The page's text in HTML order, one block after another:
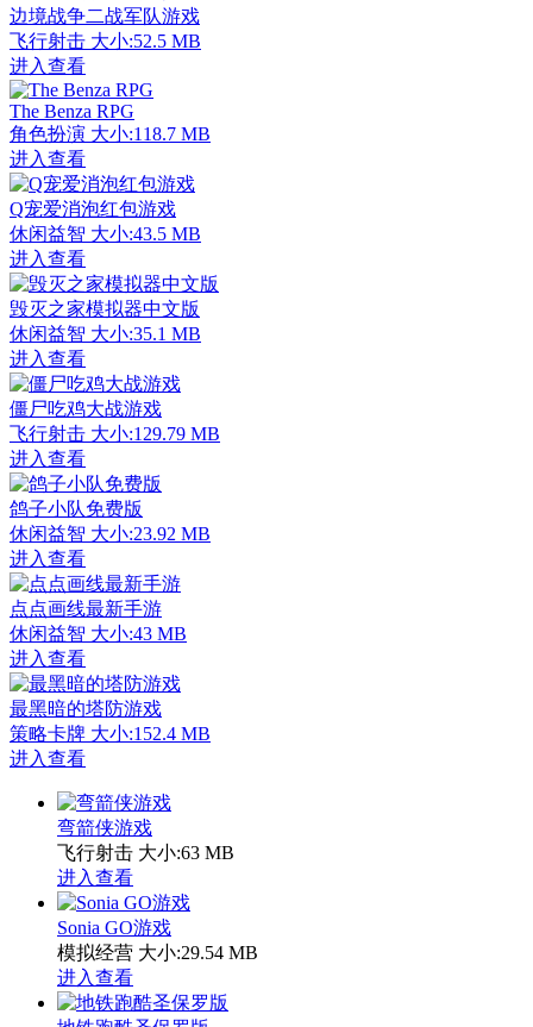
边境战争二战军队游戏
飞行射击 大小:52.5 MB
进入查看
The Benza RPG
角色扮演 大小:118.7 MB
进入查看
Q宠爱消泡红包游戏
休闲益智 大小:43.5 MB
进入查看
毁灭之家模拟器中文版
休闲益智 大小:35.1 MB
进入查看
僵尸吃鸡大战游戏
飞行射击 大小:129.79 MB
进入查看
鸽子小队免费版
休闲益智 大小:23.92 MB
进入查看
点点画线最新手游
休闲益智 大小:43 MB
进入查看
最黑暗的塔防游戏
策略卡牌 大小:152.4 MB
进入查看
弯箭侠游戏
飞行射击 大小:63 MB
进入查看
Sonia GO游戏
模拟经营 大小:29.54 MB
进入查看